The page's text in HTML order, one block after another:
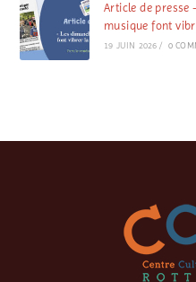
Article de presse
musique font
19 JUIN 2026 / 0